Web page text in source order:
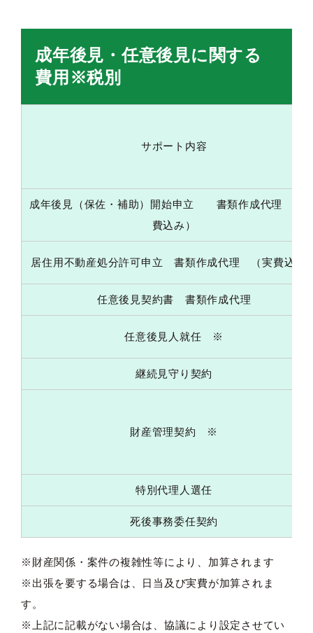
成年後見・任意後見に関する
費用※税別
サポート内容
成年後見（保佐・補助）開始申立 書類作成代理 （
費込み）
居住用不動産処分許可申立 書類作成代理 （実費込み
任意後見契約書 書類作成代理
任意後見人就任 ※
継続見守り契約
財産管理契約 ※
特別代理人選任
死後事務委任契約
※財産関係・案件の複雑性等により、加算されます
※出張を要する場合は、日当及び実費が加算されま
す。
※上記に記載がない場合は、協議により設定させてい